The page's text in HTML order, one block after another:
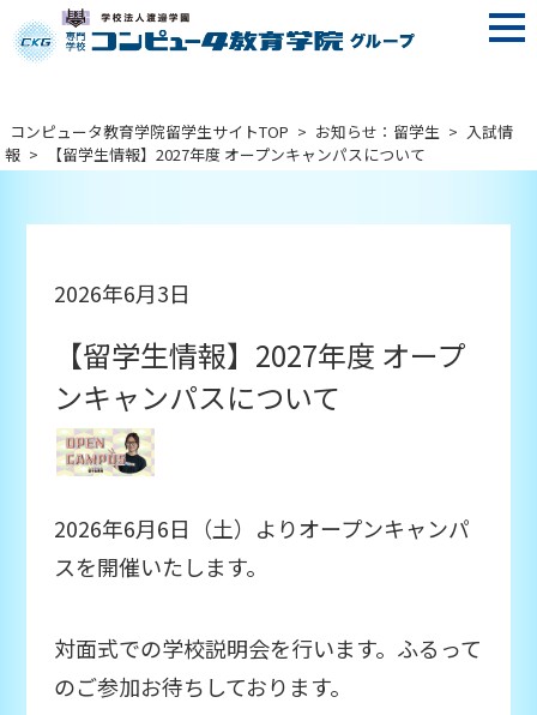
コンピュータ教育学院留学生サイトTOP > お知らせ：留学生 > 入試情
報 > 【留学生情報】2027年度 オープンキャンパスについて
2026年6月3日
【留学生情報】2027年度 オープ
ンキャンパスについて
2026年6月6日（土）よりオープンキャンパ
スを開催いたします。
対面式での学校説明会を行います。ふるって
のご参加お待ちしております。